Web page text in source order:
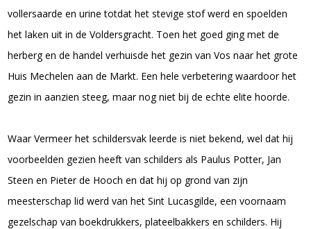
vollersaarde en urine totdat het stevige stof werd en spoelden
het laken uit in de Voldersgracht. Toen het goed ging met de
herberg en de handel verhuisde het gezin van Vos naar het grote
Huis Mechelen aan de Markt. Een hele verbetering waardoor het
gezin in aanzien steeg, maar nog niet bij de echte elite hoorde.
Waar Vermeer het schildersvak leerde is niet bekend, wel dat hij
voorbeelden gezien heeft van schilders als Paulus Potter, Jan
Steen en Pieter de Hooch en dat hij op grond van zijn
meesterschap lid werd van het Sint Lucasgilde, een voornaam
gezelschap van boekdrukkers, plateelbakkers en schilders. Hij